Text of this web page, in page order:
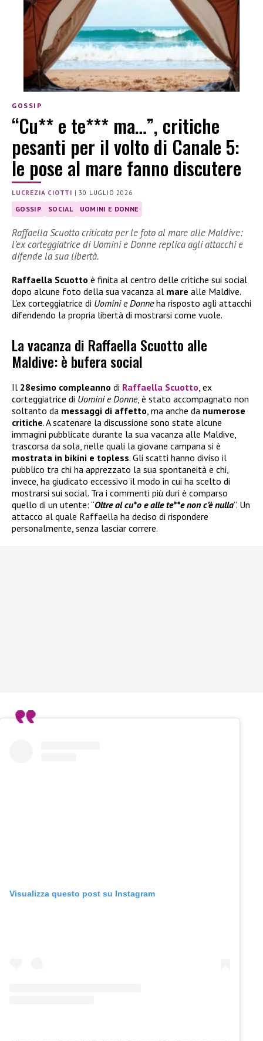
GOSSIP
“Cu** e te*** ma…”, critiche
pesanti per il volto di Canale 5:
le pose al mare fanno discutere
LUCREZIA CIOTTI |30 LUGLIO 2026
GOSSIP SOCIAL UOMINI E DONNE
Raffaella Scuotto criticata per le foto al mare alle Maldive:
l’ex corteggiatrice di Uomini e Donne replica agli attacchi e
difende la sua libertà.
Raffaella Scuotto è finita al centro delle critiche sui social
dopo alcune foto della sua vacanza al mare alle Maldive.
L’ex corteggiatrice di Uomini e Donneha risposto agli attacchi
difendendo la propria libertà di mostrarsi come vuole.
La vacanza di Raffaella Scuotto alle
Maldive: è bufera social
Il 28esimo compleanno di Raffaella Scuotto , ex
corteggiatrice di Uomini e Donne, è stato accompagnato non
soltanto da messaggi di affetto , ma anche da numerose
critiche. A scatenare la discussione sono state alcune
immagini pubblicate durante la sua vacanza alle Maldive,
trascorsa da sola, nelle quali la giovane campana si è
mostrata in bikini e topless. Gli scatti hanno diviso il
pubblico tra chi ha apprezzato la sua spontaneità e chi,
invece, ha giudicato eccessivo il modo in cui ha scelto di
mostrarsi sui social. Tra i commenti più duri è comparso
quello di un utente: “Oltre al cu*o e alle te**e non c’è nulla”. Un
attacco al quale Raffaella ha deciso di rispondere
personalmente, senza lasciar correre.
Visualizza questo post su Instagram